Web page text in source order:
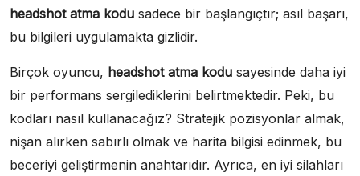
headshot atma kodu sadece bir başlangıçtır; asıl başarı,
bu bilgileri uygulamakta gizlidir.
Birçok oyuncu, headshot atma kodu sayesinde daha iyi
bir performans sergilediklerini belirtmektedir. Peki, bu
kodları nasıl kullanacağız? Stratejik pozisyonlar almak,
nişan alırken sabırlı olmak ve harita bilgisi edinmek, bu
beceriyi geliştirmenin anahtarıdır. Ayrıca, en iyi silahları